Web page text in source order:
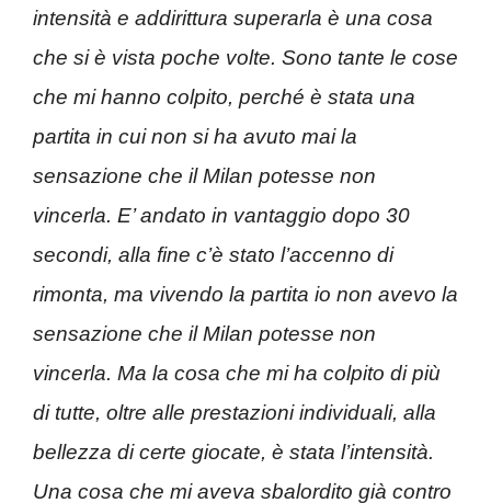
intensità e addirittura superarla è una cosa
che si è vista poche volte. Sono tante le cose
che mi hanno colpito, perché è stata una
partita in cui non si ha avuto mai la
sensazione che il Milan potesse non
vincerla. E’ andato in vantaggio dopo 30
secondi, alla fine c’è stato l’accenno di
rimonta, ma vivendo la partita io non avevo la
sensazione che il Milan potesse non
vincerla. Ma la cosa che mi ha colpito di più
di tutte, oltre alle prestazioni individuali, alla
bellezza di certe giocate, è stata l’intensità.
Una cosa che mi aveva sbalordito già contro